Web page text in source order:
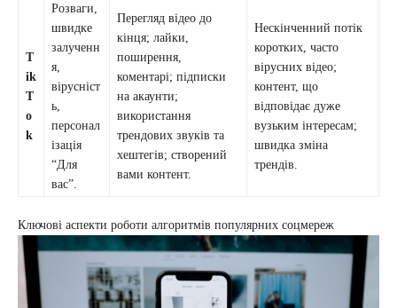
T
ik
T
o
k
Розваги,
швидке
залученн
я,
вірусніст
ь,
персонал
ізація
“Для
вас”.
Перегляд відео до
кінця; лайки,
поширення,
коментарі; підписки
на акаунти;
використання
трендових звуків та
хештегів; створений
вами контент.
Нескінченний потік
коротких, часто
вірусних відео;
контент, що
відповідає дуже
вузьким інтересам;
швидка зміна
трендів.
Ключові аспекти роботи алгоритмів популярних соцмереж